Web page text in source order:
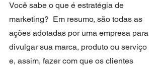
Você sabe o que é estratégia de
marketing?  Em resumo, são todas as
ações adotadas por uma empresa para
divulgar sua marca, produto ou serviço
e, assim, fazer com que os clientes